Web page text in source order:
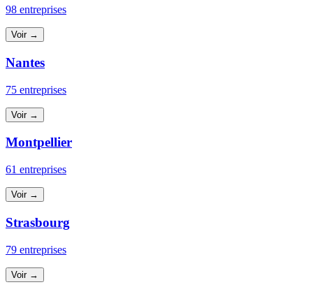
98 entreprises
Voir →
Nantes
75 entreprises
Voir →
Montpellier
61 entreprises
Voir →
Strasbourg
79 entreprises
Voir →